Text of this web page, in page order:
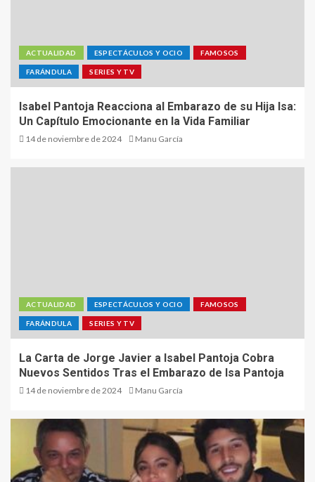
ACTUALIDAD ESPECTÁCULOS Y OCIO FAMOSOS
FARÁNDULA SERIES Y TV
Isabel Pantoja Reacciona al Embarazo de su Hija Isa:
Un Capítulo Emocionante en la Vida Familiar
14 de noviembre de 2024 Manu García
ACTUALIDAD ESPECTÁCULOS Y OCIO FAMOSOS
FARÁNDULA SERIES Y TV
La Carta de Jorge Javier a Isabel Pantoja Cobra
Nuevos Sentidos Tras el Embarazo de Isa Pantoja
14 de noviembre de 2024 Manu García